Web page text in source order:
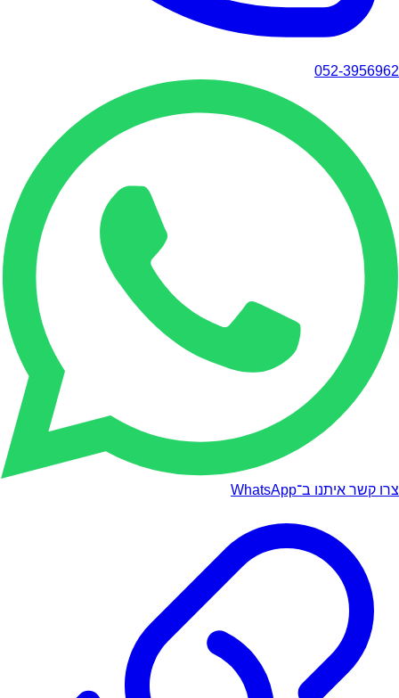
052-3956962
צרו קשר איתנו ב־WhatsApp